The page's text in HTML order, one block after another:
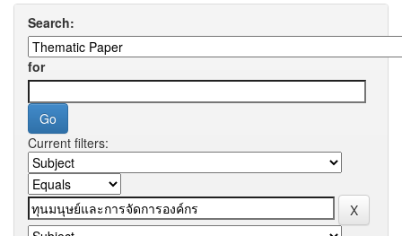
Search:
for
Current filters: